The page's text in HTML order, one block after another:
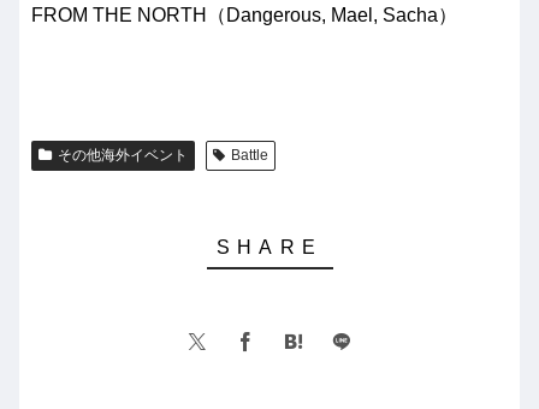
FROM THE NORTH（Dangerous, Mael, Sacha）
その他海外イベント Battle